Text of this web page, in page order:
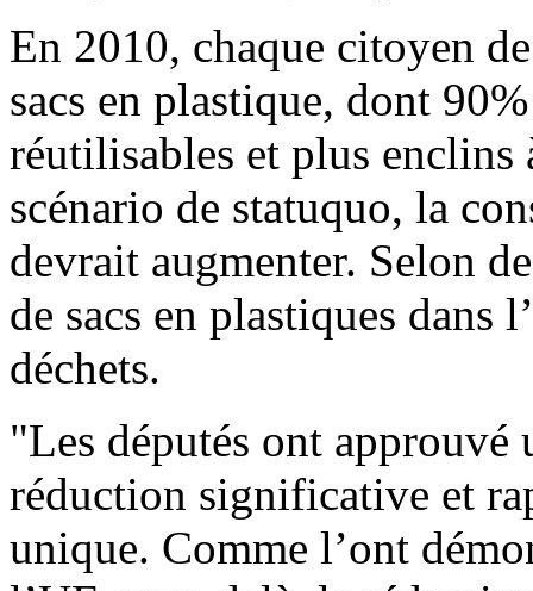
En 2010, chaque citoyen
sacs en plastique, dont
réutilisables et plus enclins
scénario de statuquo, la
devrait augmenter. Selon
de sacs en plastiques dans
déchets.
"Les députés ont
réduction significative et
unique. Comme l’ont